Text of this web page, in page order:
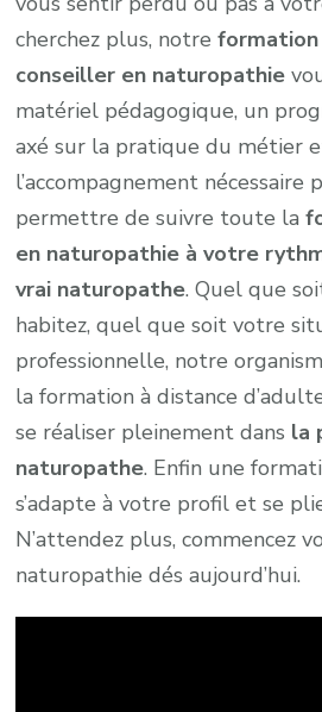
cherchez plus, notre
conseiller en naturopathie
matériel pédagogique, un
axé sur la pratique du métier
l’accompagnement nécessaire
permettre de suivre toute la
en naturopathie à votre
vrai naturopathe. Quel que
habitez, quel que soit votre
professionnelle, notre
la formation à distance
se réaliser pleinement dans la
naturopathe. Enfin une
s’adapte à votre profil et se
N’attendez plus, commencez
naturopathie dés aujourd’hui.